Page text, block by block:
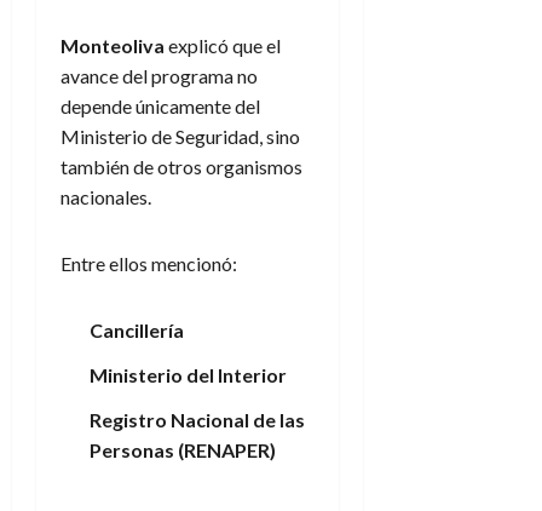
Monteoliva explicó que el
avance del programa no
depende únicamente del
Ministerio de Seguridad, sino
también de otros organismos
nacionales.
Entre ellos mencionó:
Cancillería
Ministerio del Interior
Registro Nacional de las
Personas (RENAPER)